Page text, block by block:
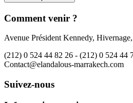
Comment venir ?
Avenue Président Kennedy,
(212) 0 524 44 82 26 - (212) 0 524 44
Contact@elandalous-marrakech.com
Suivez-nous